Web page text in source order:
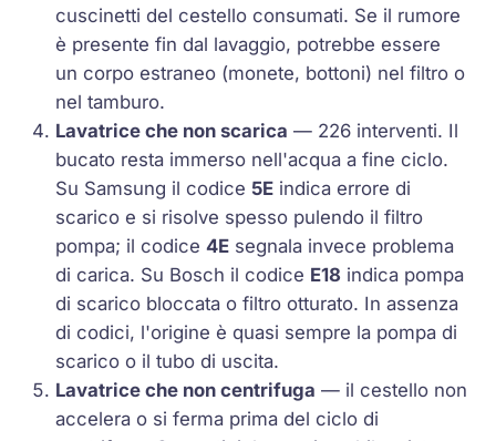
cuscinetti del cestello consumati. Se il rumore
è presente fin dal lavaggio, potrebbe essere
un corpo estraneo (monete, bottoni) nel filtro o
nel tamburo.
Lavatrice che non scarica — 226 interventi. Il
bucato resta immerso nell'acqua a fine ciclo.
Su Samsung il codice 5E indica errore di
scarico e si risolve spesso pulendo il filtro
pompa; il codice4E segnala invece problema
di carica. Su Bosch il codice E18 indica pompa
di scarico bloccata o filtro otturato. In assenza
di codici, l'origine è quasi sempre la pompa di
scarico o il tubo di uscita.
Lavatrice che non centrifuga — il cestello non
accelera o si ferma prima del ciclo di